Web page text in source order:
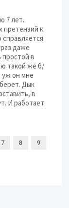
7 лет.
претензий к
даже
простой в
такой же б/
уж он мне
Дык
в
И работает
7 8
9